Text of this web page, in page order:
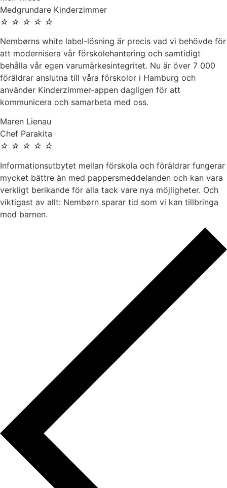
Medgrundare Kinderzimmer
☆ ☆ ☆ ☆ ☆
Nembørns white label-lösning är precis vad vi behövde för
att modernisera vår förskolehantering och samtidigt
behålla vår egen varumärkesintegritet. Nu är över 7 000
föräldrar anslutna till våra förskolor i Hamburg och
använder Kinderzimmer-appen dagligen för att
kommunicera och samarbeta med oss.
Maren Lienau
Chef Parakita
☆ ☆ ☆ ☆ ☆
Informationsutbytet mellan förskola och föräldrar fungerar
mycket bättre än med pappersmeddelanden och kan vara
verkligt berikande för alla tack vare nya möjligheter. Och
viktigast av allt: Nembørn sparar tid som vi kan tillbringa
med barnen.